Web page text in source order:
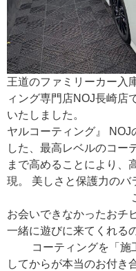
王道のファミリーカー
ィング専門店NOJ長崎
いたしました。
ヤルコーティング』
した、最高レベルのコー
まで高めることにより、
現。 美しさと保護力のバ
ご納車の際は
お会いできなかったおチ
一緒に遊びに来てくれる
コーティングを「施工
してからが本当のお付き